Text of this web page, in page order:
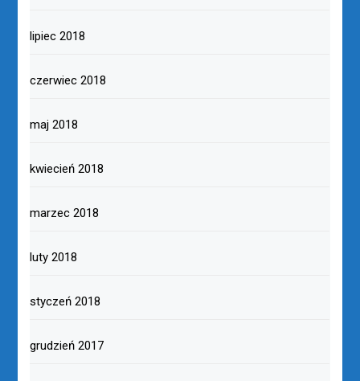
lipiec 2018
czerwiec 2018
maj 2018
kwiecień 2018
marzec 2018
luty 2018
styczeń 2018
grudzień 2017